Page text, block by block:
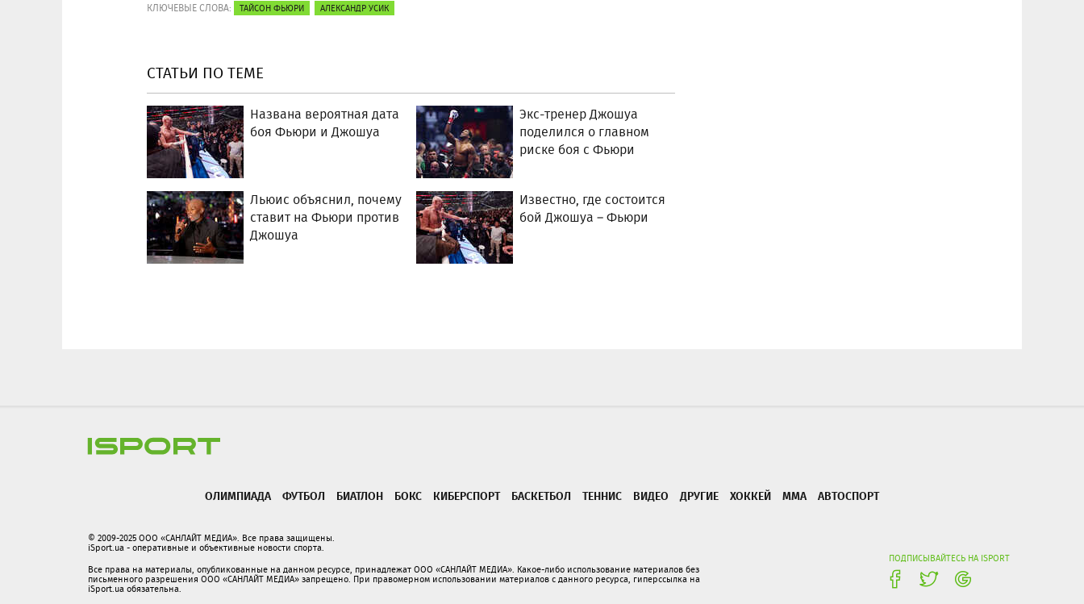
КЛЮЧЕВЫЕ СЛОВА: ТАЙСОН ФЬЮРИ АЛЕКСАНДР УСИК
СТАТЬИ ПО ТЕМЕ
Названа вероятная дата
боя Фьюри и Джошуа
Экс-тренер Джошуа
поделился о главном
риске боя с Фьюри
Льюис объяснил, почему
ставит на Фьюри против
Джошуа
Известно, где состоится
бой Джошуа – Фьюри
ОЛИМПИАДА ФУТБОЛ БИАТЛОН БОКС КИБЕРСПОРТ БАСКЕТБОЛ ТЕННИС ВИДЕО ДРУГИЕ ХОККЕЙ ММА АВТОСПОРТ
ПОДПИСЫВАЙТЕСЬ НА ISPORT
© 2009-2025 ООО «САНЛАЙТ МЕДИА». Все права защищены.
iSport.ua - оперативные и объективные новости спорта.
Все права на материалы, опубликованные на данном ресурсе, принадлежат ООО «САНЛАЙТ МЕДИА». Какое-либо использование материалов без
письменного разрешения ООО «САНЛАЙТ МЕДИА» запрещено. При правомерном использовании материалов с данного ресурса, гиперссылка на
iSport.ua обязательна.